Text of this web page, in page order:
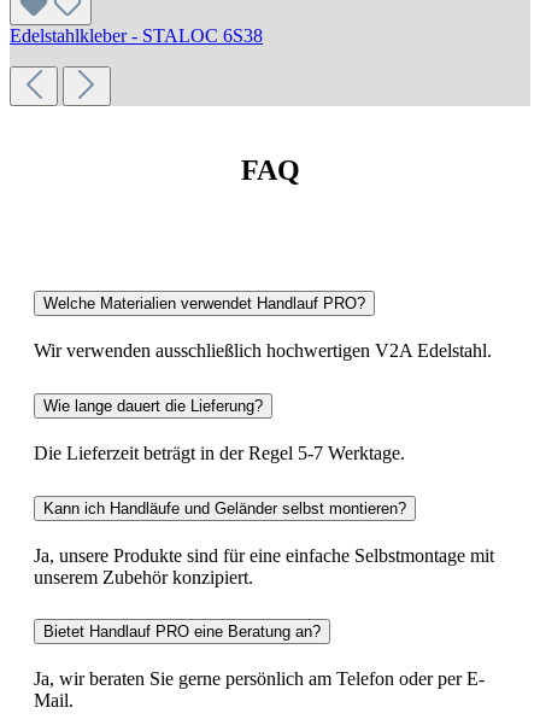
Edelstahlkleber - STALOC 6S38
FAQ
Welche Materialien verwendet Handlauf PRO?
Wir verwenden ausschließlich hochwertigen V2A Edelstahl.
Wie lange dauert die Lieferung?
Die Lieferzeit beträgt in der Regel 5-7 Werktage.
Kann ich Handläufe und Geländer selbst montieren?
Ja, unsere Produkte sind für eine einfache Selbstmontage mit
unserem Zubehör konzipiert.
Bietet Handlauf PRO eine Beratung an?
Ja, wir beraten Sie gerne persönlich am Telefon oder per E-
Mail.